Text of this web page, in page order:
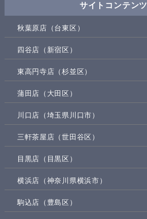
サイトコンテンツ
秋葉原店（台東区）
四谷店（新宿区）
東高円寺店（杉並区）
蒲田店（大田区）
川口店（埼玉県川口市）
三軒茶屋店（世田谷区）
目黒店（目黒区）
横浜店（神奈川県横浜市）
駒込店（豊島区）